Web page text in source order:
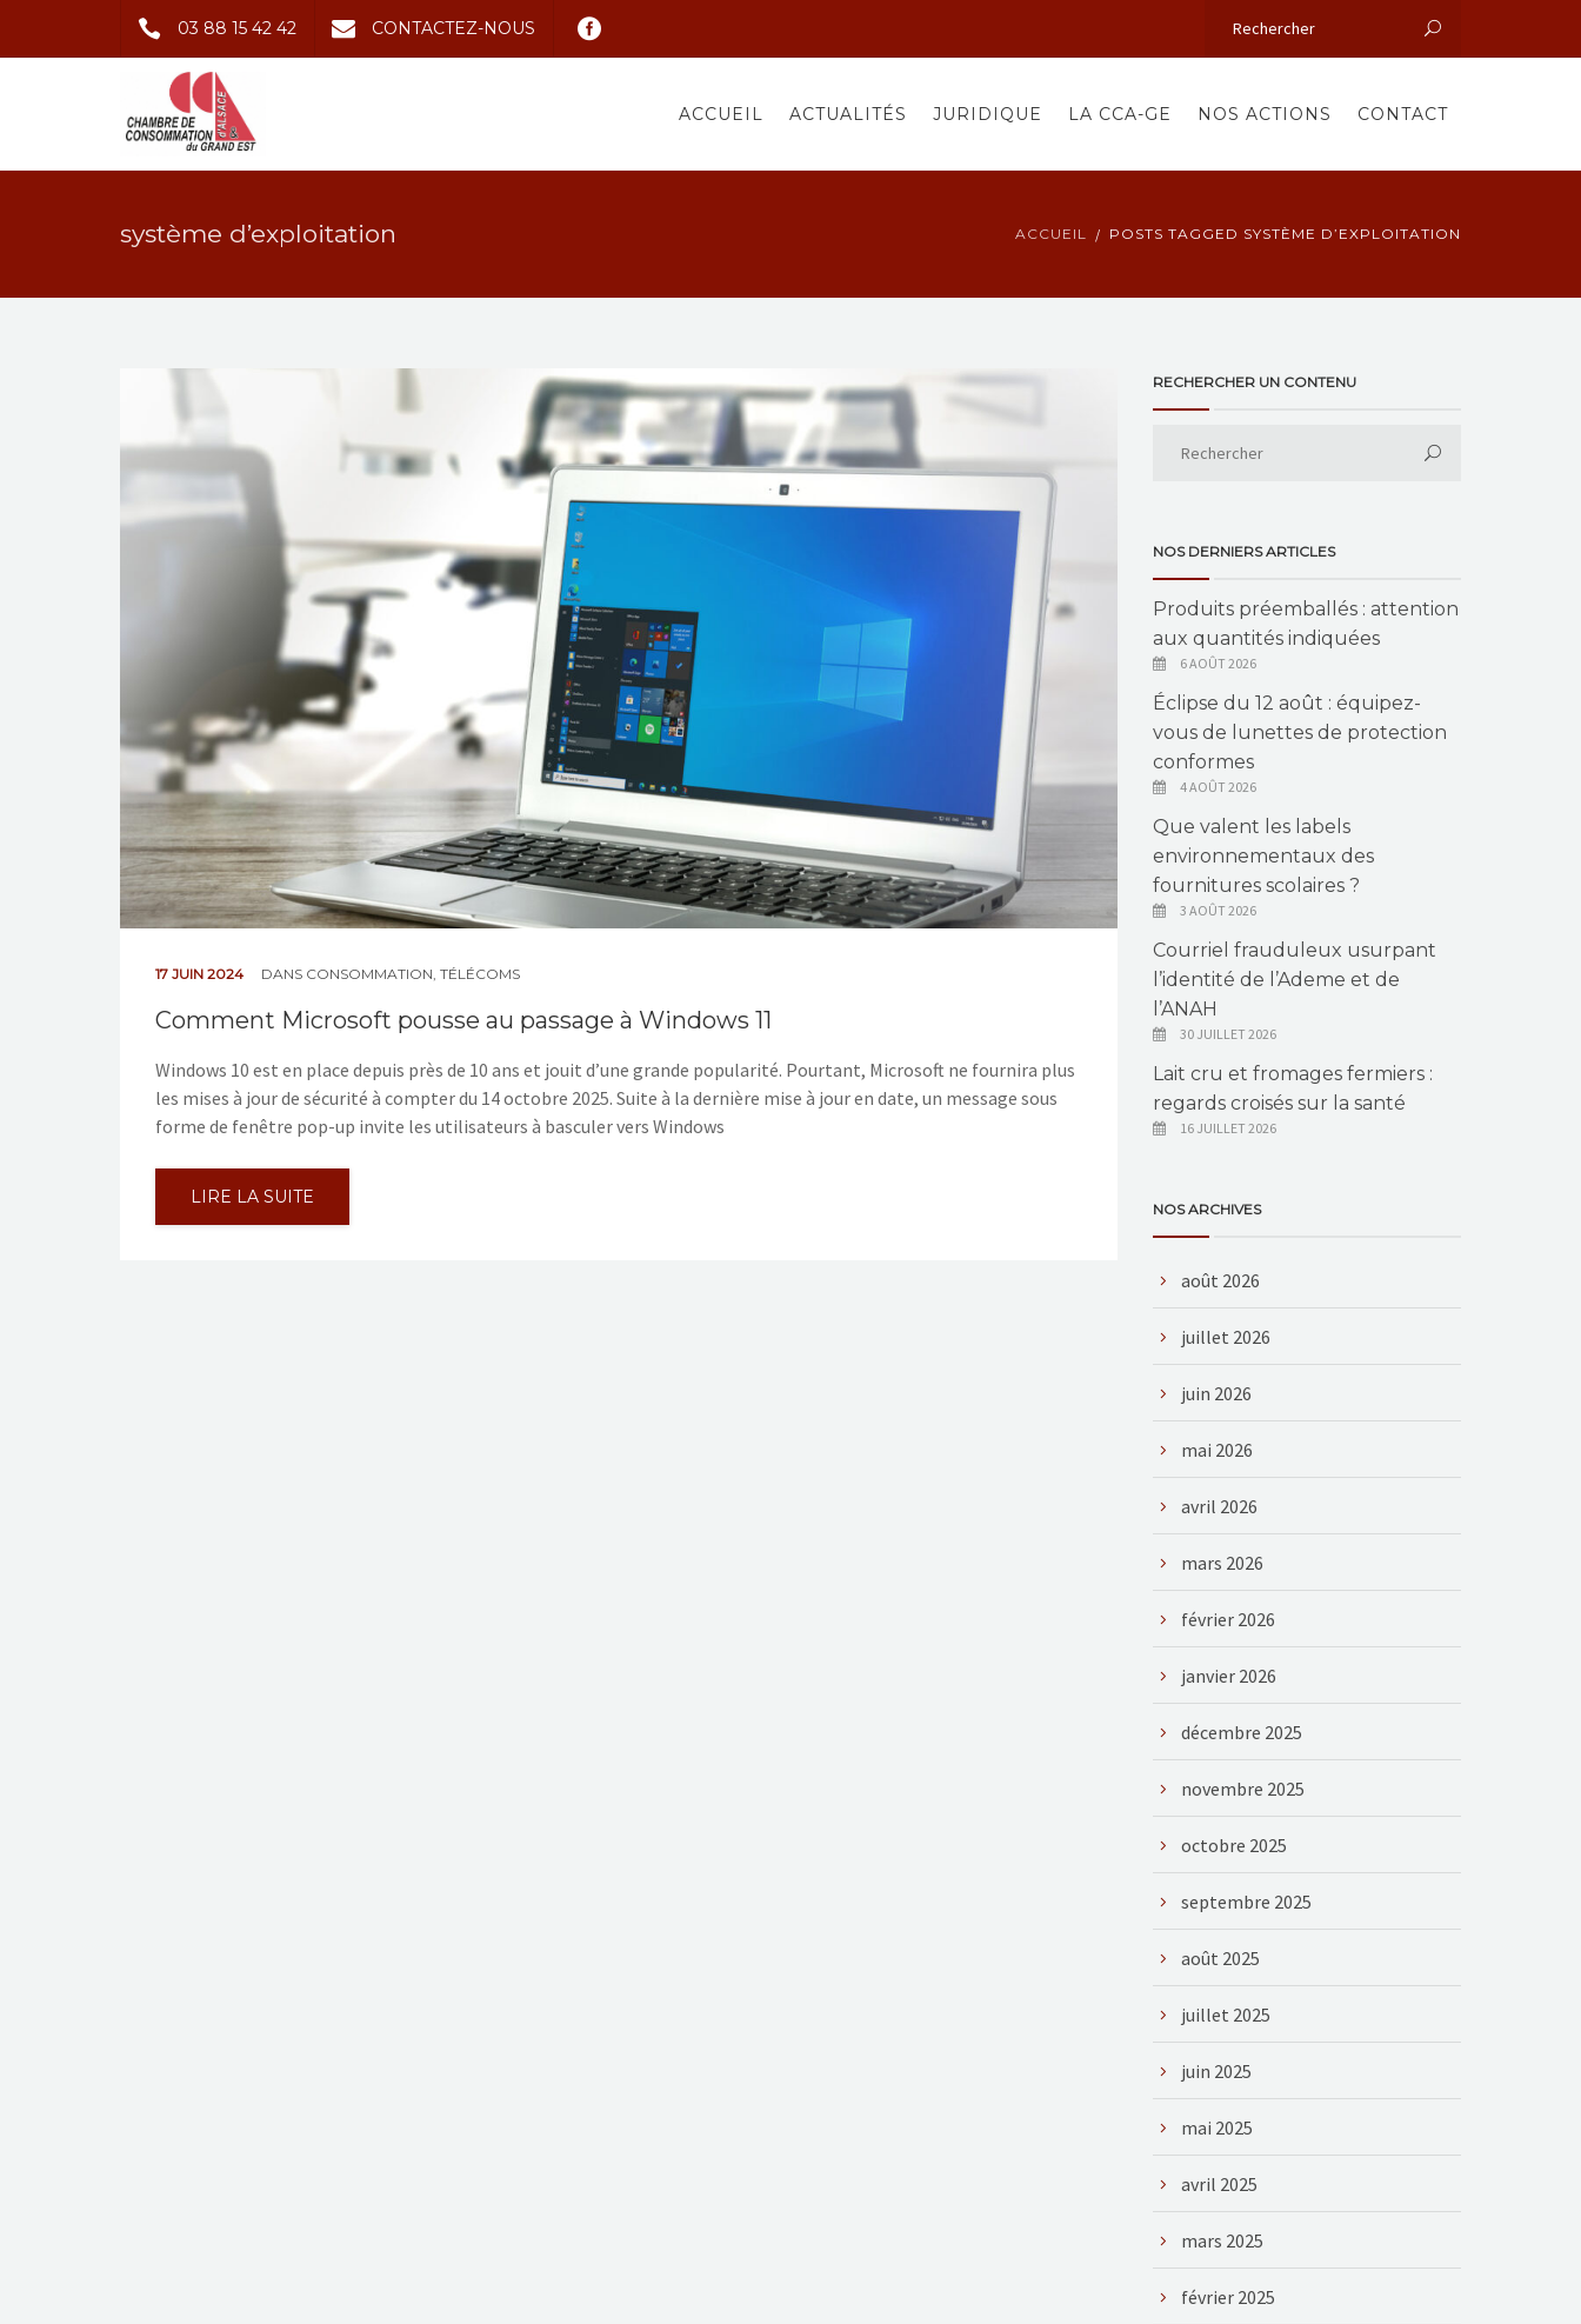
03 88 15 42 42 CONTACTEZ-NOUS
ACCUEIL ACTUALITÉS JURIDIQUE LA CCA-GE NOS ACTIONS CONTACT
système d’exploitation ACCUEIL POSTS TAGGED SYSTÈME D’EXPLOITATION
17 JUIN 2024 DANS CONSOMMATION TÉLÉCOMS
Comment Microsoft pousse au passage à Windows 11
Windows 10 est en place depuis près de 10 ans et jouit d’une grande popularité. Pourtant, Microsoft ne fournira plus
les mises à jour de sécurité à compter du 14 octobre 2025. Suite à la dernière mise à jour en date, un message sous
forme de fenêtre pop-up invite les utilisateurs à basculer vers Windows
LIRE LA SUITE
RECHERCHER UN CONTENU
NOS DERNIERS ARTICLES
Produits préemballés : attention
aux quantités indiquées
6 AOÛT 2026
Éclipse du 12 août : équipez-
vous de lunettes de protection
conformes
4 AOÛT 2026
Que valent les labels
environnementaux des
fournitures scolaires ?
3 AOÛT 2026
Courriel frauduleux usurpant
l’identité de l’Ademe et de
l’ANAH
30 JUILLET 2026
Lait cru et fromages fermiers :
regards croisés sur la santé
16 JUILLET 2026
NOS ARCHIVES
août 2026
juillet 2026
juin 2026
mai 2026
avril 2026
mars 2026
février 2026
janvier 2026
décembre 2025
novembre 2025
octobre 2025
septembre 2025
août 2025
juillet 2025
juin 2025
mai 2025
avril 2025
mars 2025
février 2025